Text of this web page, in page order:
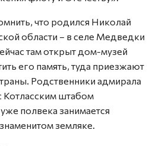
что родился Николай
области – в селе Медведки
там открыт дом-музей
его память, туда приезжают
Родственники адмирала
Котласским штабом
полвека занимается
земляке.